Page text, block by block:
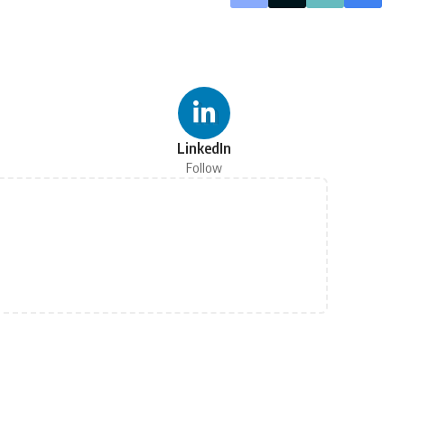
LinkedIn
Follow